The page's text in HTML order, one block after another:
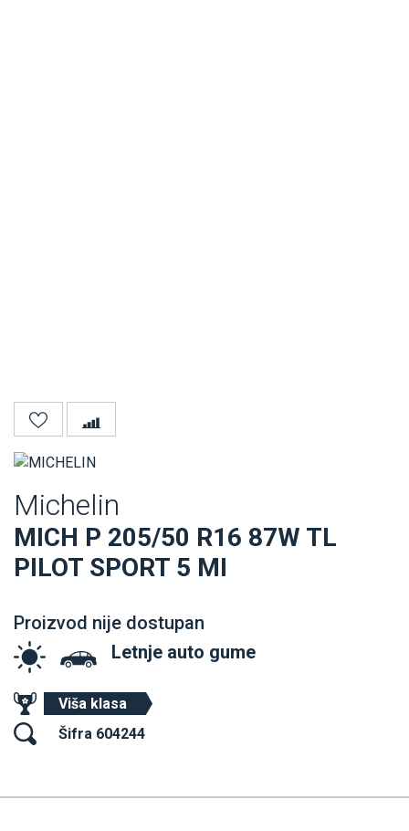
Michelin
MICH P 205/50 R16 87W TL
PILOT SPORT 5 MI
Proizvod nije dostupan
Letnje auto gume
Viša klasa
Šifra 604244